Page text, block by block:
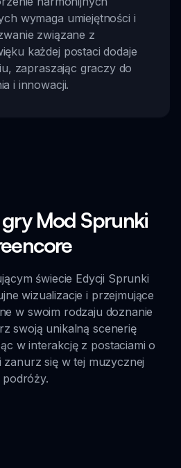
wymaga umiejętności i
związane z
każdej postaci dodaje
zapraszając graczy do
i innowacji.
Mod Sprunki
świecie Edycji Sprunki
wizualizacje i przejmujące
w swoim rodzaju doznanie
swoją unikalną scenerię
w interakcję z postaciami o
zanurz się w tej muzycznej
podróży.